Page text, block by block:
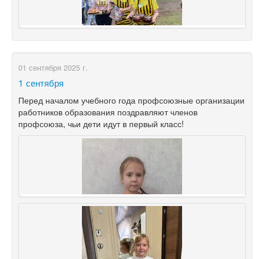
01 сентября 2025 г.
1 сентября
Перед началом учебного года профсоюзные организации
работников образования поздравляют членов
профсоюза, чьи дети идут в первый класс!